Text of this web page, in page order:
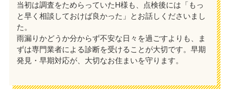
当初は調査をためらっていたH様も、点検後には「もっ
と早く相談しておけば良かった」とお話しくださいまし
た。
雨漏りかどうか分からず不安な日々を過ごすよりも、ま
ずは専門業者による診断を受けることが大切です。早期
発見・早期対応が、大切なお住まいを守ります。